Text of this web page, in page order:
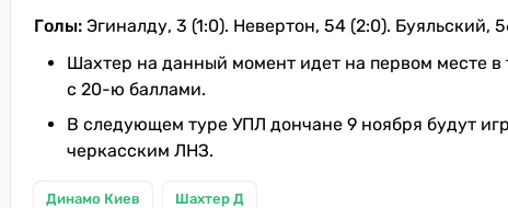
Голы: Эгиналду, 3 (1:0). Невертон, 54 (2:0). Буяльский,
Шахтер на данный момент идет на первом месте
с 20-ю баллами.
В следующем туре УПЛ дончане 9 ноября будут
черкасским ЛНЗ.
Динамо Киев Шахтер Д